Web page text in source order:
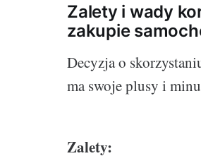
Zalety i wady
zakupie
Decyzja o
ma swoje plusy i
Zalety: